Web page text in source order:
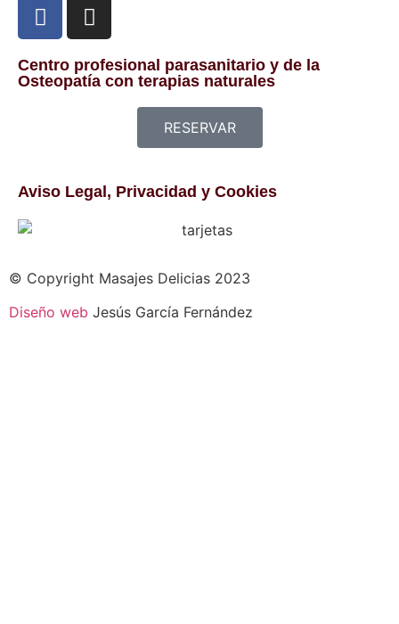
Centro profesional parasanitario y de la
Osteopatía con terapias naturales
RESERVAR
Aviso Legal, Privacidad y Cookies
© Copyright Masajes Delicias 2023
Diseño web Jesús García Fernández